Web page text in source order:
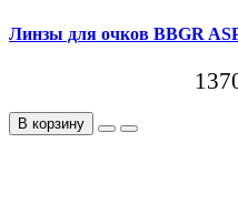
Линзы для очков BBGR
В корзину